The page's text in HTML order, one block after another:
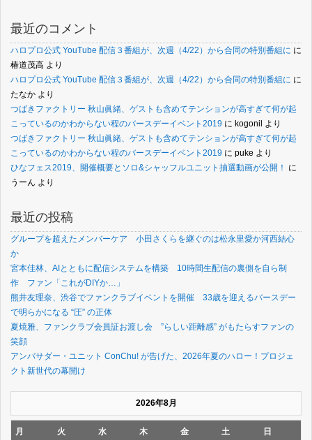
最近のコメント
ハロプロ公式 YouTube 配信３番組が、次週（4/22）から合同の特別番組に に
椿道茂高 より
ハロプロ公式 YouTube 配信３番組が、次週（4/22）から合同の特別番組に に
たなか より
つばきファクトリー 秋山眞緒、ゲストも含めてテンションが高すぎて何が起
こっているのかわからない程のバースデーイベント2019 に kogonil より
つばきファクトリー 秋山眞緒、ゲストも含めてテンションが高すぎて何が起
こっているのかわからない程のバースデーイベント2019 に puke より
ひなフェス2019、開催概要とソロ&シャッフルユニット抽選動画が公開！
に
うーん より
最近の投稿
グループを超えたメンバーケア 小田さくらを継ぐのは松永里愛か河西結心
か
宮本佳林、AIとともに配信システムを構築 10時間生配信の裏側を自ら制
作 ファン「これがDIYか…」
熊井友理奈、渋谷でファンクラブイベントを開催 33歳を迎えるバースデー
で明らかになる “圧” の正体
夏焼雅、ファンクラブ会員証お渡し会 ”らしい距離感” がもたらすファンの
笑顔
アンバサダー・ユニット ConChu! が告げた、2026年夏のハロー！プロジェ
クト新世代の幕開け
2026年8月
月 火 水 木 金 土 日